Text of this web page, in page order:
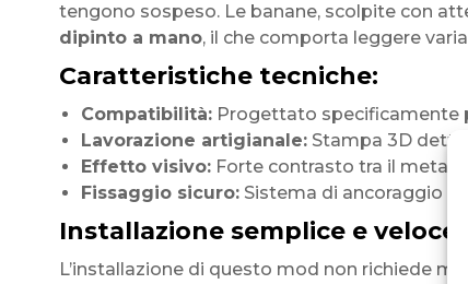
tengono sospeso. Le banane, scolpite con
dipinto a mano, il che comporta leggere
Caratteristiche tecniche:
Compatibilità:Progettato specificamente
Lavorazione artigianale:Stampa 3D
Effetto visivo:Forte contrasto tra il metallo
Fissaggio sicuro:Sistema di ancoraggio
Installazione semplice e veloce
L’installazione di questo mod non richiede